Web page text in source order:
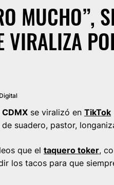
MUCHO”,
VIRALIZA
se viralizó en TikTok
suadero, pastor,
que el taquero toker,
los tacos para que